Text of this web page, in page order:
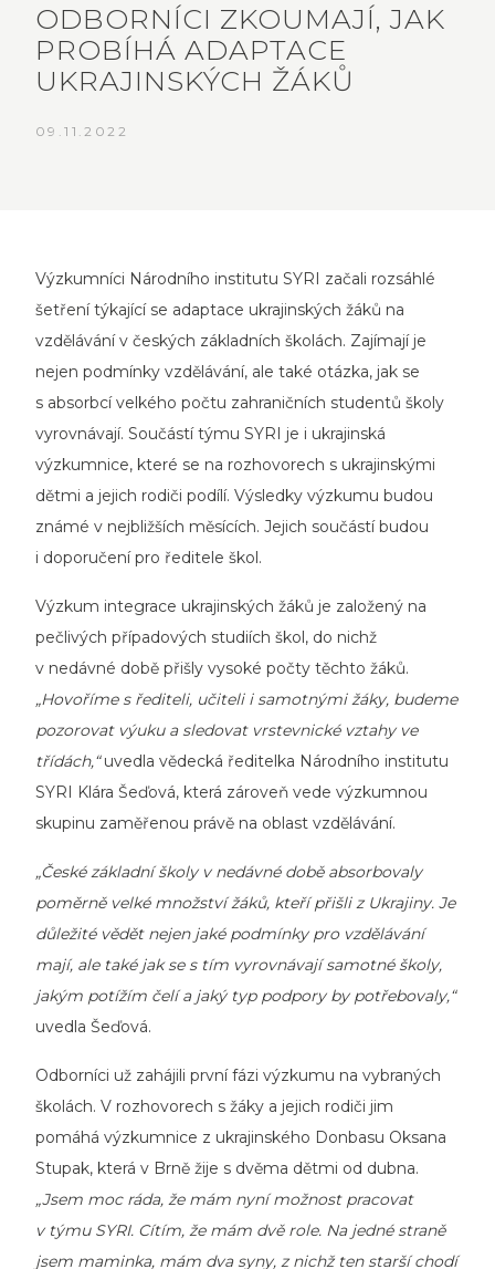
ODBORNÍCI ZKOUMAJÍ, JAK
PROBÍHÁ ADAPTACE
UKRAJINSKÝCH ŽÁKŮ
09.11.2022
Výzkumníci Národního institutu SYRI začali rozsáhlé
šetření týkající se adaptace ukrajinských žáků na
vzdělávání v českých základních školách. Zajímají je
nejen podmínky vzdělávání, ale také otázka, jak se
s absorbcí velkého počtu zahraničních studentů školy
vyrovnávají. Součástí týmu SYRI je i ukrajinská
výzkumnice, které se na rozhovorech s ukrajinskými
dětmi a jejich rodiči podílí. Výsledky výzkumu budou
známé v nejbližších měsících. Jejich součástí budou
i doporučení pro ředitele škol.
Výzkum integrace ukrajinských žáků je založený na
pečlivých případových studiích škol, do nichž
v nedávné době přišly vysoké počty těchto žáků.
„Hovoříme s řediteli, učiteli i samotnými žáky, budeme
pozorovat výuku a sledovat vrstevnické vztahy ve
třídách,“uvedla vědecká ředitelka Národního institutu
SYRI Klára Šeďová, která zároveň vede výzkumnou
skupinu zaměřenou právě na oblast vzdělávání.
„České základní školy v nedávné době absorbovaly
poměrně velké množství žáků, kteří přišli z Ukrajiny. Je
důležité vědět nejen jaké podmínky pro vzdělávání
mají, ale také jak se s tím vyrovnávají samotné školy,
jakým potížím čelí a jaký typ podpory by potřebovaly,“
uvedla Šeďová.
Odborníci už zahájili první fázi výzkumu na vybraných
školách. V rozhovorech s žáky a jejich rodiči jim
pomáhá výzkumnice z ukrajinského Donbasu Oksana
Stupak, která v Brně žije s dvěma dětmi od dubna.
„Jsem moc ráda, že mám nyní možnost pracovat
v týmu SYRI. Cítím, že mám dvě role. Na jedné straně
jsem maminka, mám dva syny, z nichž ten starší chodí